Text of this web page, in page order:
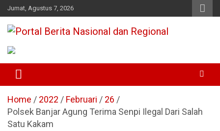
Skip
to
content
Jumat, Agustus 7, 2026
Portal Berita Nasional dan
Regional
Home 2022 Februari
26
Polsek Banjar Agung Terima Senpi Ilegal Dari Salah
Satu Kakam